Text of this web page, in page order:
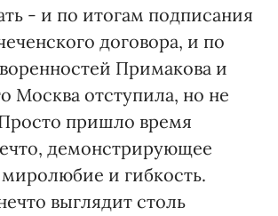
- и по итогам подписания
договора, и по
Примакова и
Москва отступила, но не
пришло время
демонстрирующее
и гибкость.
выглядит столь